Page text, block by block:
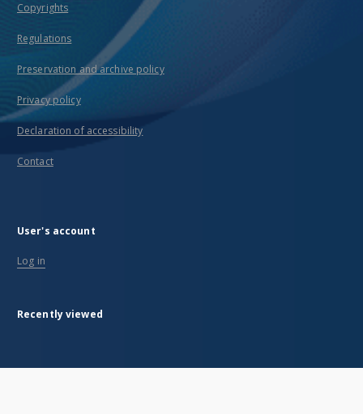
Copyrights
Regulations
Preservation and archive policy
Privacy policy
Declaration of accessibility
Contact
User's account
Log in
Recently viewed